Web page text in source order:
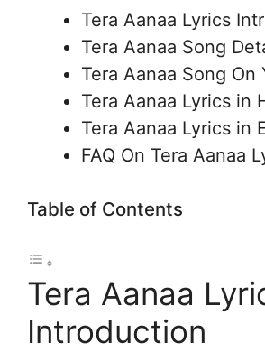
Tera Aanaa Lyrics
Tera Aanaa Song
Tera Aanaa Song On
Tera Aanaa Lyrics in
Tera Aanaa Lyrics in
FAQ On Tera Aanaa
Table of Contents
Tera Aanaa
Introduction